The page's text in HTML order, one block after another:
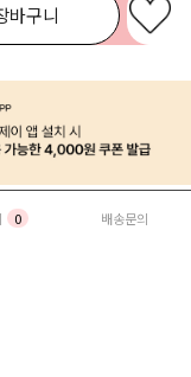
바구니
0 배송문의